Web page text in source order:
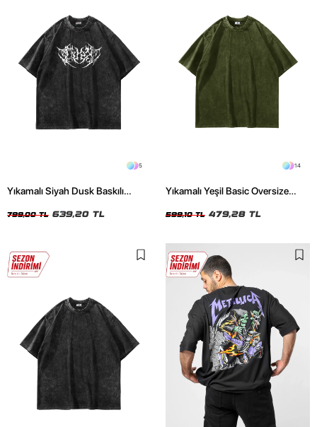
5
Yıkamalı Siyah Dusk Baskılı
799,00 TL 639,20 TL
14
Yıkamalı Yeşil Basic Oversize
599,10 TL 479,28 TL